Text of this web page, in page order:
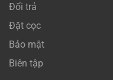
Đổi trả
Đặt cọc
Bảo mật
Biên tập